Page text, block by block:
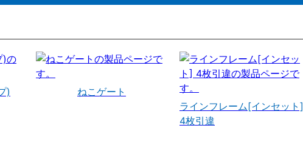
)
ねこゲート
ラインフレーム[インセット]
4枚引違